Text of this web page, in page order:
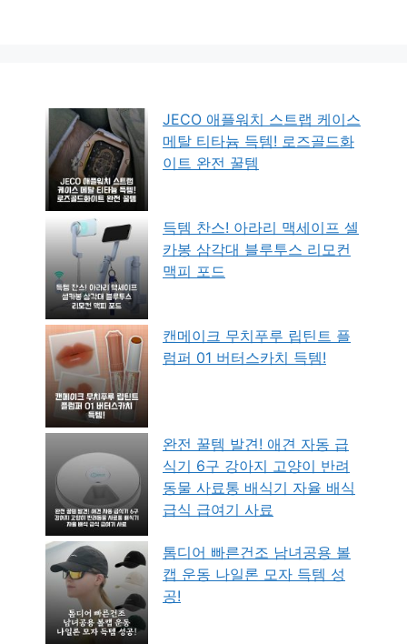
JECO 애플워치 스트랩 케이스
메탈 티타늄 득템! 로즈골드화
이트 완전 꿀템
득템 찬스! 아라리 맥세이프 셀
카봉 삼각대 블루투스 리모컨
맥피 포드
캔메이크 무치푸루 립틴트 플
럼퍼 01 버터스카치 득템!
완전 꿀템 발견! 애견 자동 급
식기 6구 강아지 고양이 반려
동물 사료통 배식기 자율 배식
급식 급여기 사료
톰디어 빠른건조 남녀공용 볼
캡 운동 나일론 모자 득템 성
공!